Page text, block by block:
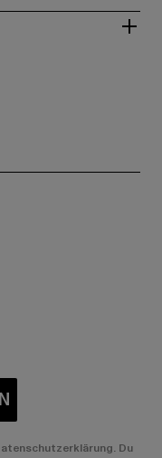
Du